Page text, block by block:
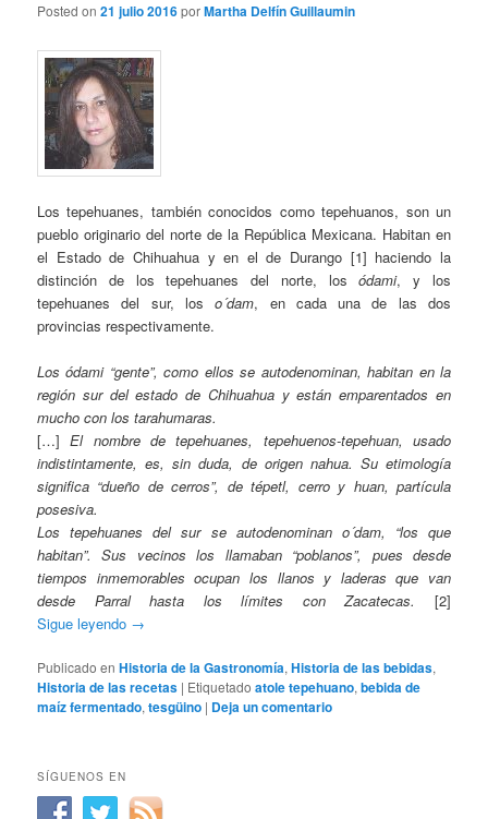
Posted on21 julio 2016porMartha Delfín Guillaumin
Los tepehuanes, también conocidos como tepehuanos, son un
pueblo originario del norte de la República Mexicana. Habitan en
el Estado de Chihuahua y en el de Durango [1] haciendo la
distinción de los tepehuanes del norte, losódami, y los
tepehuanes del sur, loso´dam, en cada una de las dos
provincias respectivamente.
Los ódami “gente”, como ellos se autodenominan, habitan en la
región sur del estado de Chihuahua y están emparentados en
mucho con los tarahumaras.
[…]El nombre de tepehuanes, tepehuenos-tepehuan, usado
indistintamente, es, sin duda, de origen nahua. Su etimología
significa “dueño de cerros”, de tépetl, cerro y huan, partícula
posesiva.
Los tepehuanes del sur se autodenominan o´dam, “los que
habitan”. Sus vecinos los llamaban “poblanos”, pues desde
tiempos inmemorables ocupan los llanos y laderas que van
desde Parral hasta los límites con Zacatecas.
[2]
Sigue leyendo →
Publicado en Historia de la Gastronomía,Historia de las bebidas,
Historia de las recetas | Etiquetado atole tepehuano,bebida de
maíz fermentado,tesgüino | Deja un comentario
SÍGUENOS EN